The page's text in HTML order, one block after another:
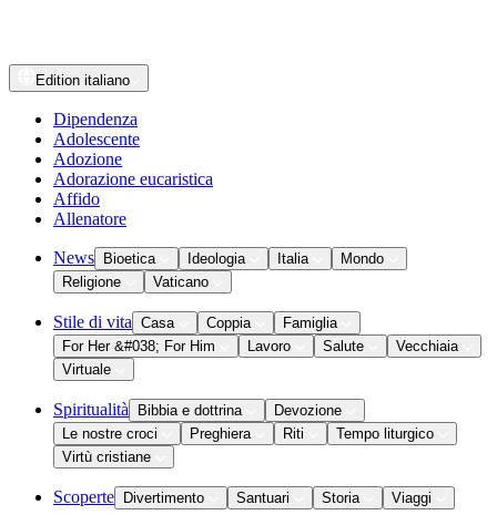
Edition italiano
Dipendenza
Adolescente
Adozione
Adorazione eucaristica
Affido
Allenatore
News Bioetica Ideologia Italia
Mondo
Religione
Vaticano
Stile di vita Casa Coppia
Famiglia
For Her &#038; For Him
Lavoro Salute
Vecchiaia
Virtuale
Spiritualità Bibbia e dottrina
Devozione
Le nostre croci
Preghiera Riti
Tempo liturgico
Virtù cristiane
Scoperte Divertimento Santuari Storia Viaggi